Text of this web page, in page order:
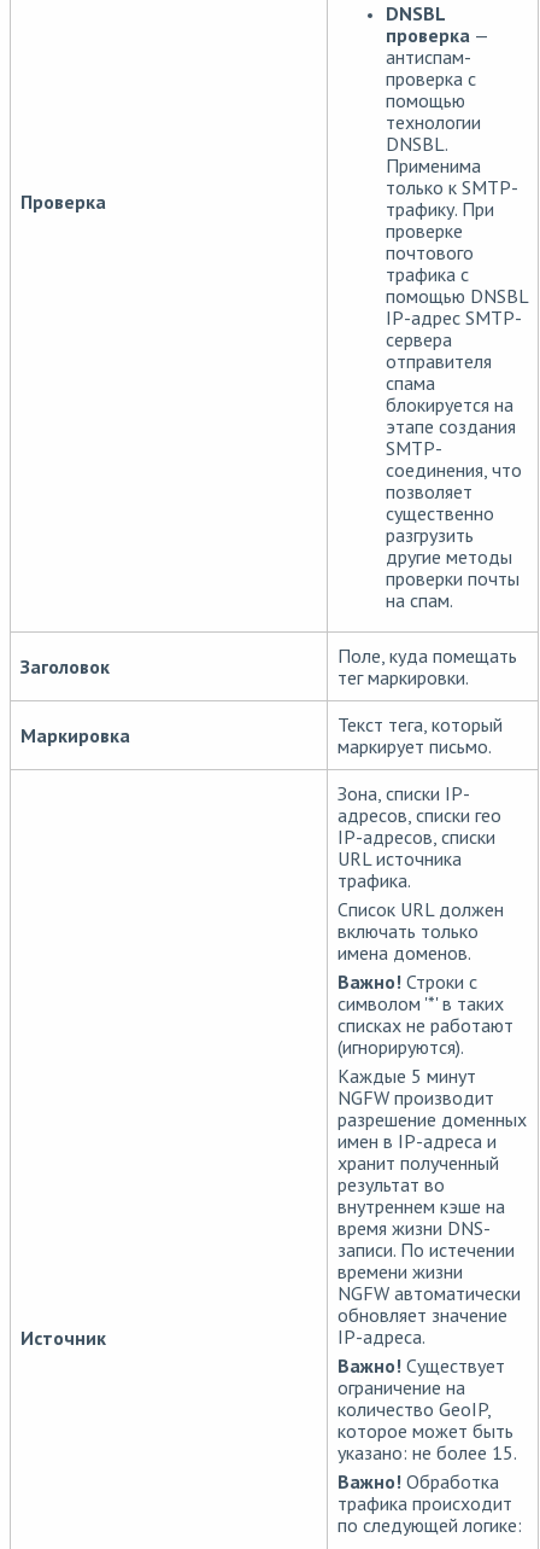
Проверка
DNSBL
проверка —
антиспам-
проверка с
помощью
технологии
DNSBL.
Применима
только к SMTP-
трафику. При
проверке
почтового
трафика с
помощью DNSBL
IP-адрес SMTP-
сервера
отправителя
спама
блокируется на
этапе создания
SMTP-
соединения, что
позволяет
существенно
разгрузить
другие методы
проверки почты
на спам.
Заголовок
Поле, куда помещать
тег маркировки.
Маркировка
Текст тега, который
маркирует письмо.
Источник
Зона, списки IP-
адресов, списки гео
IP-адресов, списки
URL источника
трафика.
Список URL должен
включать только
имена доменов.
Важно! Строки с
символом '*' в таких
списках не работают
(игнорируются).
Каждые 5 минут
NGFW производит
разрешение доменных
имен в IP-адреса и
хранит полученный
результат во
внутреннем кэше на
время жизни DNS-
записи. По истечении
времени жизни
NGFW автоматически
обновляет значение
IP-адреса.
Важно! Существует
ограничение на
количество GeoIP,
которое может быть
указано: не более 15.
Важно! Обработка
трафика происходит
по следующей логике: